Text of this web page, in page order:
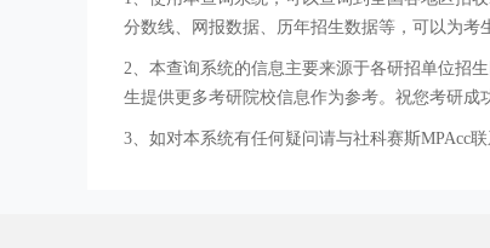
分数线、网报数据、历年招生数据等，可以为考
2、本查询系统的信息主要来源于各研招单位招
生提供更多考研院校信息作为参考。祝您考研成
3、如对本系统有任何疑问请与社科赛斯MPAcc